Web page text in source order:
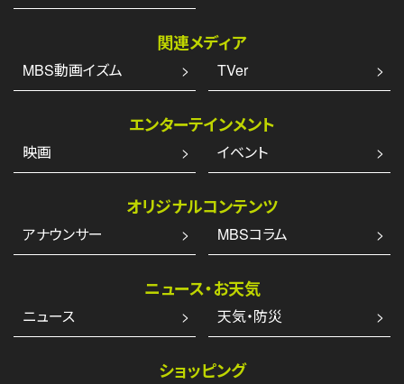
関連メディア
MBS動画イズム TVer
エンターテインメント
映画 イベント
オリジナルコンテンツ
アナウンサー MBSコラム
ニュース・お天気
ニュース 天気・防災
ショッピング